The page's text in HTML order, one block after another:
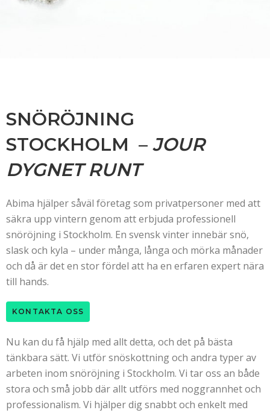
SNÖRÖJNING
STOCKHOLM – JOUR
DYGNET RUNT
Abima hjälper såväl företag som privatpersoner med att
säkra upp vintern genom att erbjuda professionell
snöröjning i Stockholm. En svensk vinter innebär snö,
slask och kyla – under många, långa och mörka månader
och då är det en stor fördel att ha en erfaren expert nära
till hands.
KONTAKTA OSS
Nu kan du få hjälp med allt detta, och det på bästa
tänkbara sätt. Vi utför snöskottning och andra typer av
arbeten inom snöröjning i Stockholm. Vi tar oss an både
stora och små jobb där allt utförs med noggrannhet och
professionalism. Vi hjälper dig snabbt och enkelt med